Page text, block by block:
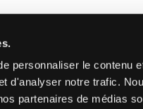
personnaliser le contenu
d'analyser notre trafic.
partenaires de médias